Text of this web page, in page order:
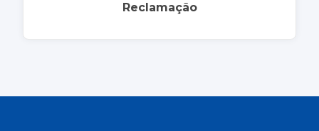
Reclamação